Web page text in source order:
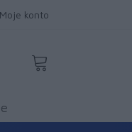
Moje konto